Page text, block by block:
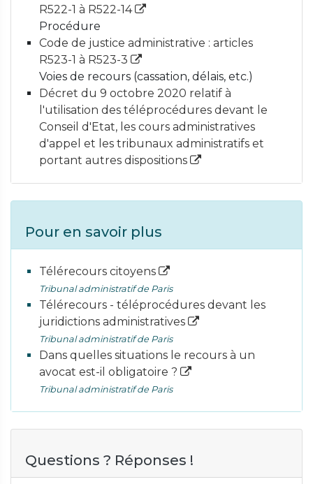
R522-1 à R522-14
Procédure
Code de justice administrative : articles
R523-1 à R523-3
Voies de recours (cassation, délais, etc.)
Décret du 9 octobre 2020 relatif à
l'utilisation des téléprocédures devant le
Conseil d'Etat, les cours administratives
d'appel et les tribunaux administratifs et
portant autres dispositions
Pour en savoir plus
Télérecours citoyens
Tribunal administratif de Paris
Télérecours - téléprocédures devant les
juridictions administratives
Tribunal administratif de Paris
Dans quelles situations le recours à un
avocat est-il obligatoire ?
Tribunal administratif de Paris
Questions ? Réponses !